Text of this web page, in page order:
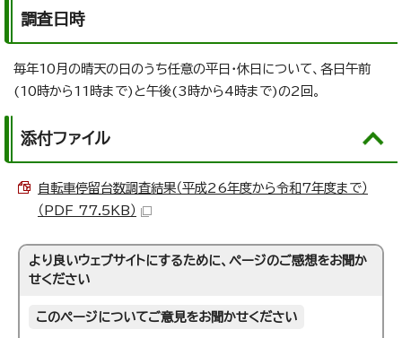
調査日時
毎年10月の晴天の日のうち任意の平日・休日について、各日午前
(10時から11時まで)と午後(3時から4時まで)の2回。
添付ファイル
自転車停留台数調査結果（平成26年度から令和7年度まで）
（PDF 77.5KB）
より良いウェブサイトにするために、ページのご感想をお聞か
せください
このページについてご意見をお聞かせください